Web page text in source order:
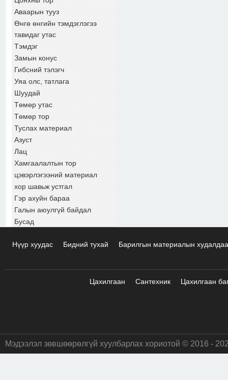
Аваарын тууз
Өнгө өнгийн тэмдэглэгээ
тавидаг утас
Тэмдэг
Замын конус
Гибсний тэлэгч
Уяа олс, татлага
Шуудай
Төмөр утас
Төмөр тор
Туслах материал
Азуст
Лац
Хамгаалалтын тор
цэвэрлэгээний материал
хор шавьж устгал
Гэр ахуйн бараа
Галын аюулгүй байдал
Бусад
Нүүр хуудас Бидний тухай Барилгын материалын
Цахилгаан Сантехник Цахилгаан
Мэдээлэл зөвшөөрөлгүй хуулбарлах хориотой © 2016 -